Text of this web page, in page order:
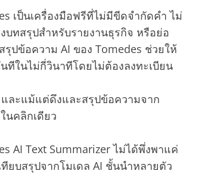
เป็นเครื่องมือฟรีที่ไม่มีขีดจำกัดคำ ไม่
ทสรุปสำหรับรายงานธุรกิจ หรือย่อ
รุปข้อความ AI ของ Tomedes ช่วยให้
ในไม่กี่วินาทีโดยไม่ต้องลงทะเบียน
และแม้แต่ดึงและสรุปข้อความจาก
นคลิกเดียว
AI Text Summarizer ไม่ได้พึ่งพาแค่
ทียบสรุปจากโมเดล AI ชั้นนำหลายตัว